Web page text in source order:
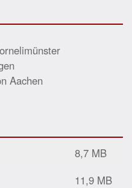
Aachen
8,7 MB
11,9 MB